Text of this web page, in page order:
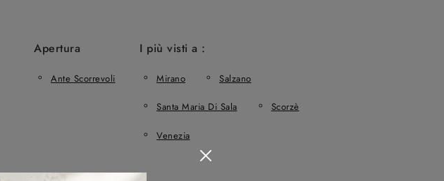
Apertura
Ante Scorrevoli
I più visti a :
Mirano Salzano
Santa Maria Di Sala Scorzè
Venezia